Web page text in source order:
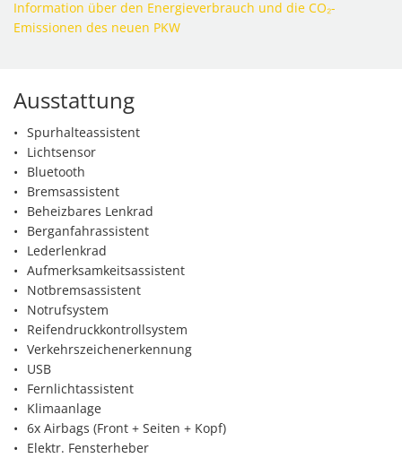
Information über den Energieverbrauch und die CO₂-
Emissionen des neuen PKW
Ausstattung
Spurhalteassistent
Lichtsensor
Bluetooth
Bremsassistent
Beheizbares Lenkrad
Berganfahrassistent
Lederlenkrad
Aufmerksamkeitsassistent
Notbremsassistent
Notrufsystem
Reifendruckkontrollsystem
Verkehrszeichenerkennung
USB
Fernlichtassistent
Klimaanlage
6x Airbags (Front + Seiten + Kopf)
Elektr. Fensterheber